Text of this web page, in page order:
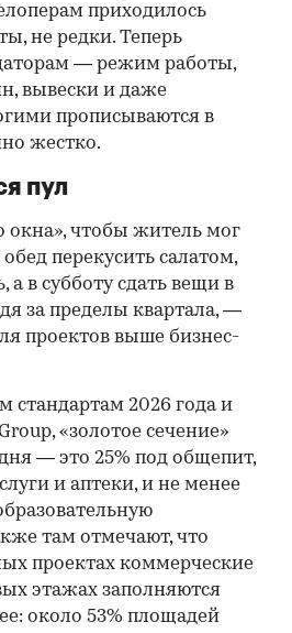
приходилось
не редки. Теперь
— режим работы,
вывески и даже
прописываются в
жестко.
пул
окна», чтобы житель мог
перекусить салатом,
в субботу сдать вещи в
за пределы квартала, —
проектов выше бизнес-
стандартам 2026 года и
«золотое сечение»
— это 25% под общепит,
и аптеки, и не менее
там отмечают, что
проектах коммерческие
этажах заполняются
около 53% площадей